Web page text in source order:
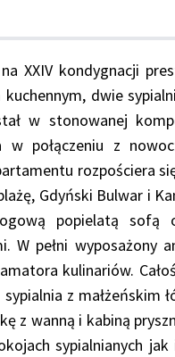
XXIV kondygnacji
dwie
w stonowanej
w połączeniu z
rozpościera
Gdyński Bulwar i
popielatą sofą
W pełni
kulinariów.
sypialnia z
z wanną i kabiną
sypialnianych